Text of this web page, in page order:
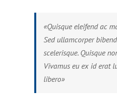
«Quisque eleifend ac
Sed ullamcorper
scelerisque. Quisque
Vivamus eu ex id erat
libero»